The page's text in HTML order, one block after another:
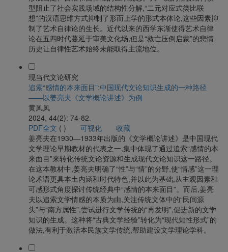
型阻止了社会实践场域的结构性分解,“二元对应式类比联
想”的汉语思维方式抑制了形而上学的形式本体论,这些因素抑
制了艺术自律论的生长。近代以来的西学东渐使得艺术自律
论在五四时代蔓延于审美文化场,但是“救亡压倒启蒙”的悲情
历史让自律性艺术始终未能取得主流地位。
现当代文论研究
追索“感情的本来面目”:中国现代文论知识生成的一种路径
——以姜亮夫《文学概论讲述》为例
黄凤凤
2024, 44(2): 74-82.
PDF全文 ( ) 可视化
收藏
姜亮夫在1930—1933年出版的《文学概论讲述》是中国现代
文学理论早期教材的代表之一,集中体现了通过追索“感情的本
来面目”来转化传统文论资源和生成现代文论知识这一路径。
在这本教材中,姜亮夫明确了“性”与“情”的分野,使“情感”这一理
论术语更具本土内涵和时代特色,并以此为基础,从主观因素和
可感形式角度探讨传统经典中“感情的本来面目”。而后,姜亮
夫以追索文学情感的本质为由,关注传统文体中的“民间源
头”与“南方属性”,尝试进行文学传统的“再发明”,促进新的文学
知识的生成。这种将“古典文学经验”转化为“现代知性形式”的
做法,有利于激活本民族文学传统,帮助建设文学理论学科。